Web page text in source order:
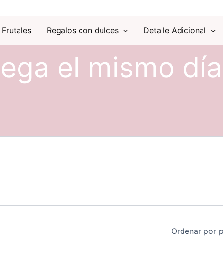
Regalos con dulces Detalle Adicional
el mismo día |